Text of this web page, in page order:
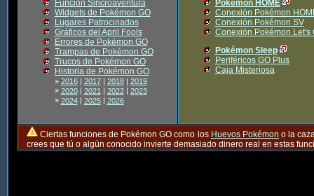
Función Sincroaventura
Widgets de Pokémon GO
Lugares Patrocinados
Gráficos del April Fools
Errores de Pokémon GO
Trampas de Pokémon GO
Trucos de Pokémon GO
Historia de Pokémon GO
» 2016| 2017| 2018| 2019
» 2020| 2021| 2022| 2023
» 2024| 2025| 2026
Pokémon HOME
Conexión Pokémon
Conexión Pokémon SV
Conexión Pokémon Let's
Pokémon Sleep
Periféricos GO Plus
Caja Misteriosa
Ciertas funciones de Pokémon GO como los Huevos Pokémon o la
crees que tú o algún conocido invierte demasiado dinero real en estas